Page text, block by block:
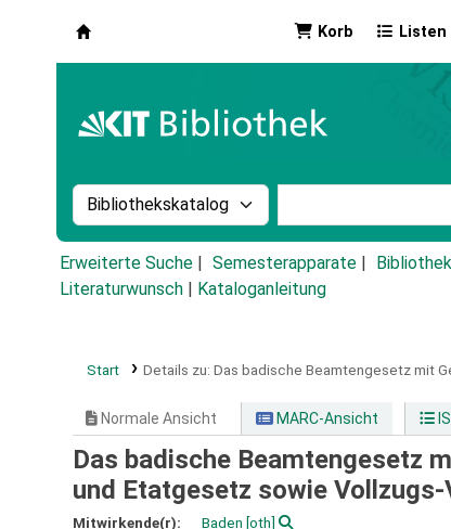
Korb Listen
Suche im Katalog nach:
Erweiterte Suche Semesterapparate
Literaturwunsch
Kataloganleitung
Start Details zu: Das badische Beamtengesetz mit
Normale Ansicht MARC-Ansicht
Das badische Beamtengesetz
und Etatgesetz sowie Vollzugs-
Mitwirkende(r): Baden [oth]